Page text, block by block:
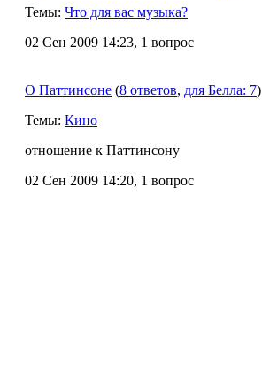
Темы: Что для вас музыка?
02 Сен 2009 14:23, 1 вопрос
О Паттинсоне (8 ответов, для Белла: 7)
Темы: Кино
отношение к Паттинсону
02 Сен 2009 14:20, 1 вопрос